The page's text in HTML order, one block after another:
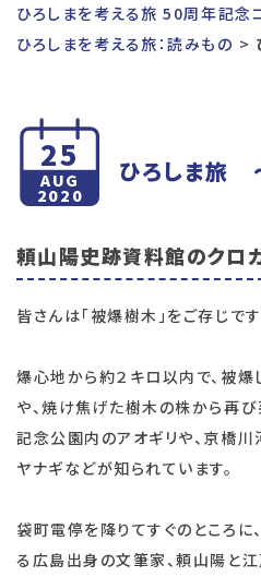
ひろしまを考える旅 50周年記念
ひろしまを考える旅：読みもの
25
AUG
2020
ひろしま旅
頼山陽史跡資料館のクロ
皆さんは「被爆樹木」をご存じで
爆心地から約２キロ以内で、被
や、焼け焦げた樹木の株から再
記念公園内のアオギリや、京橋
ヤナギなどが知られています。
袋町電停を降りてすぐのところに
る広島出身の文筆家、頼山陽と